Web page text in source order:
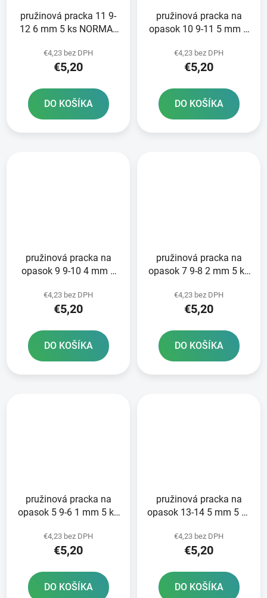
pružinová pracka 11 9-
12 6 mm 5 ks NORMA -
€4,23 bez DPH
€5,20
DO KOŠÍKA
pružinová pracka na
opasok 10 9-11 5 mm 5
Nemecko
€4,23 bez DPH
€5,20
DO KOŠÍKA
pružinová pracka na
opasok 9 9-10 4 mm 5
Nemecko
€4,23 bez DPH
€5,20
DO KOŠÍKA
pružinová pracka na
opasok 7 9-8 2 mm 5 ks
Nemecko
€4,23 bez DPH
€5,20
DO KOŠÍKA
pružinová pracka na
opasok 5 9-6 1 mm 5 ks
Nemecko
€4,23 bez DPH
€5,20
DO KOŠÍKA
pružinová pracka na
opasok 13-14 5 mm 5 ks
Nemecko
€4,23 bez DPH
€5,20
DO KOŠÍKA